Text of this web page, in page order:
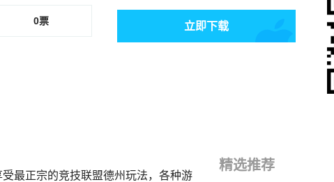
0票 立即下载
最正宗的竞技联盟德州玩法，各种游
精选推荐